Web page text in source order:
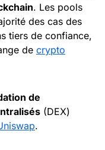
. Les pools
des cas des
tiers de confiance,
de crypto
de
(DEX)
.